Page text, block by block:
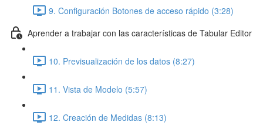
9. Configuración Botones de acceso rápido (3:28)
Aprender a trabajar con las características de Tabular Editor
10. Previsualización de los datos (8:27)
11. Vista de Modelo (5:57)
12. Creación de Medidas (8:13)